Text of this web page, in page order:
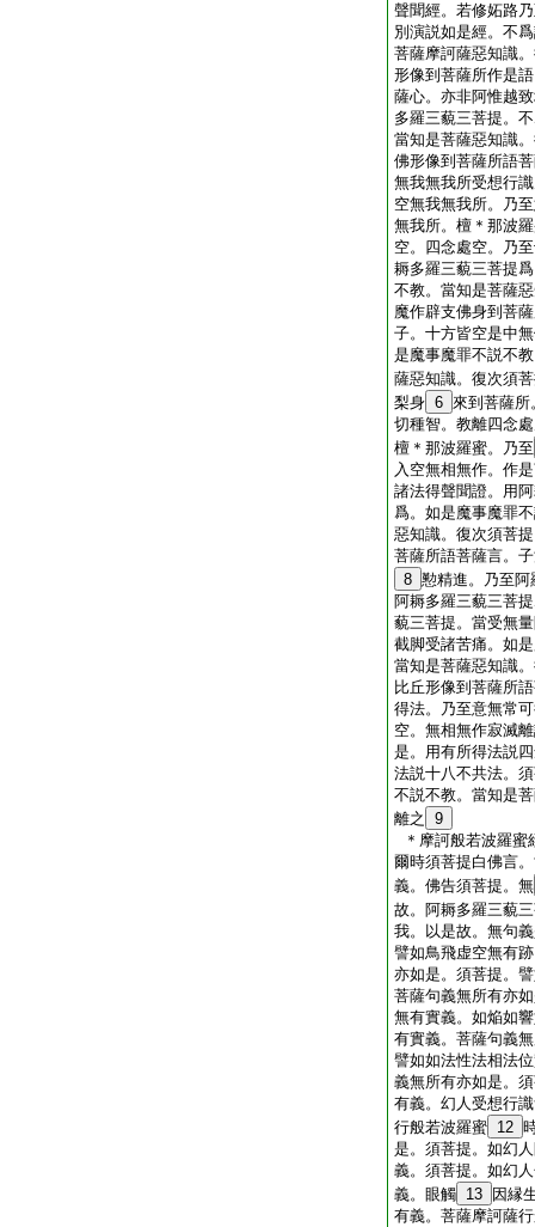
聲聞經。若修妬路
別演説如是經。不
菩薩摩訶薩惡知識
形像到菩薩所作是
薩心。亦非阿惟越
多羅三藐三菩提。
當知是菩薩惡知識
佛形像到菩薩所語
無我無我所受想行
空無我無我所。乃
無我所。檀＊那波
空。四念處空。乃
耨多羅三藐三菩提
不教。當知是菩薩
魔作辟支佛身到菩
子。十方皆空是中
是魔事魔罪不説不
薩惡知識。復次須
梨身 6 來到菩薩所
切種智。教離四念
檀＊那波羅蜜。乃至
入空無相無作。作
諸法得聲聞證。用
爲。如是魔事魔罪
惡知識。復次須菩
菩薩所語菩薩言。
8 懃精進。乃至
阿耨多羅三藐三菩
藐三菩提。當受無
截脚受諸苦痛。如
當知是菩薩惡知識
比丘形像到菩薩所
得法。乃至意無常
空。無相無作寂滅
是。用有所得法説
法説十八不共法。
不説不教。當知是
離之
9
＊摩訶般若波羅蜜
爾時須菩提白佛言
義。佛告須菩提。無
故。阿耨多羅三藐
我。以是故。無句
譬如鳥飛虚空無有
亦如是。須菩提。
菩薩句義無所有亦
無有實義。如焔如
有實義。菩薩句義
譬如如法性法相法
義無所有亦如是。
有義。幻人受想行
行般若波羅蜜 12
是。須菩提。如幻
義。須菩提。如幻
義。眼觸 13
因縁
有義。菩薩摩訶薩